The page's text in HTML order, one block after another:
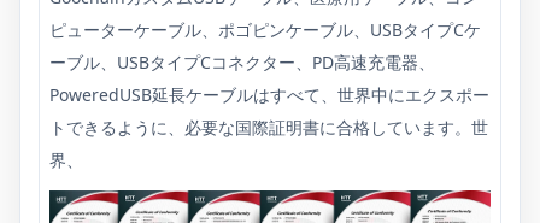
ピューターケーブル、ポゴピンケーブル、USBタイプCケ
ーブル、USBタイプCコネクター、PD高速充電器、
PoweredUSB延長ケーブルはすべて、世界中にエクスポー
トできるように、必要な国際証明書に合格しています。世
界、